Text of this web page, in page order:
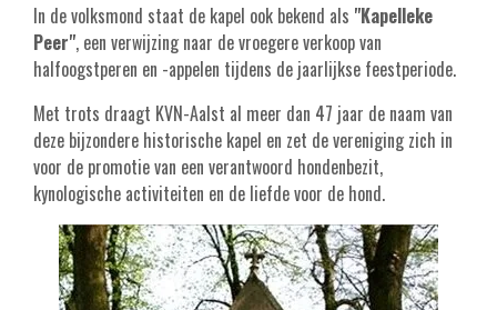
In de volksmond staat de kapel ook bekend als "Kapelleke
Peer", een verwijzing naar de vroegere verkoop van
halfoogstperen en -appelen tijdens de jaarlijkse feestperiode.
Met trots draagt KVN-Aalst al meer dan 47 jaar de naam van
deze bijzondere historische kapel en zet de vereniging zich in
voor de promotie van een verantwoord hondenbezit,
kynologische activiteiten en de liefde voor de hond.